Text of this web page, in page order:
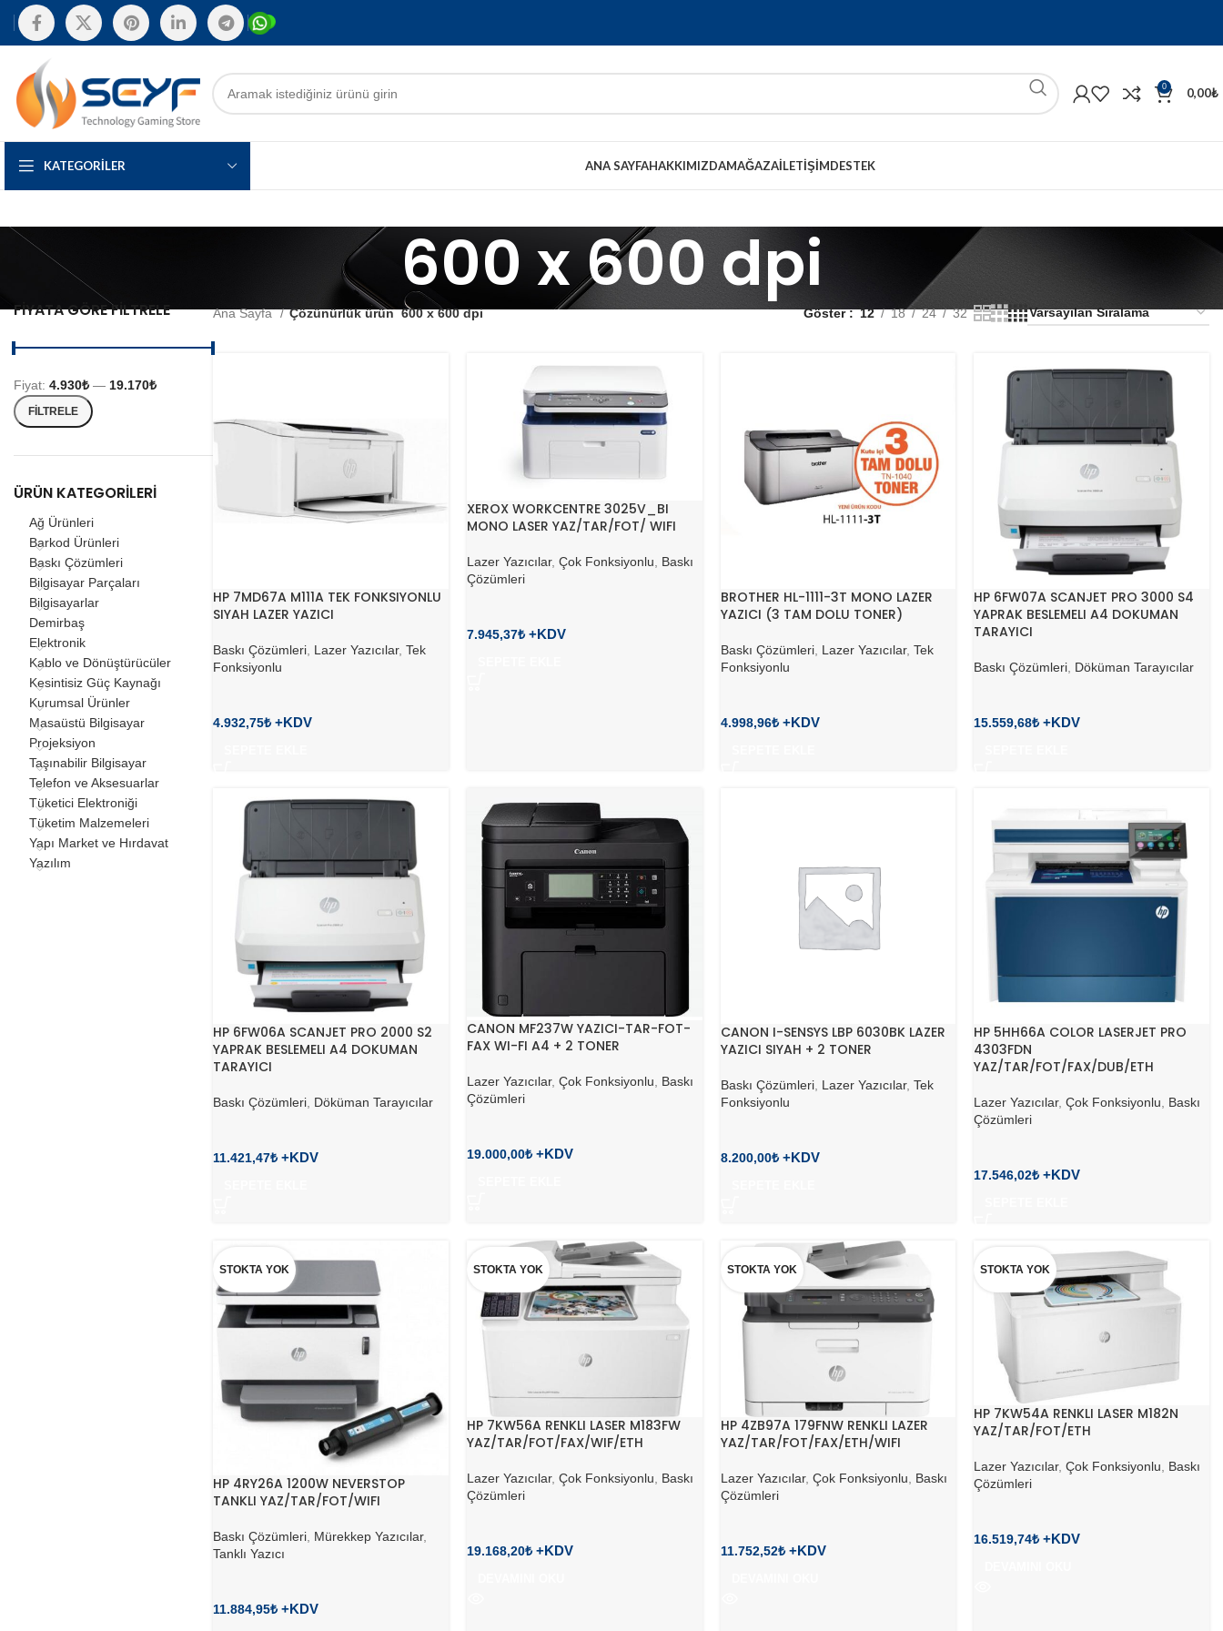
0 0,00₺
KATEGORILER ANA SAYFAHAKKIMIZDAMAĞAZAİLETIŞIMDESTEK
600 x 600 dpi
FIYATA GÖRE FILTRELE
FILTRELE
Fiyat: 4.930₺ — 19.170₺
ÜRÜN KATEGORILERI
Ağ Ürünleri
Barkod Ürünleri
Baskı Çözümleri
Bilgisayar Parçaları
Bilgisayarlar
Demirbaş
Elektronik
Kablo ve Dönüştürücüler
Kesintisiz Güç Kaynağı
Kurumsal Ürünler
Masaüstü Bilgisayar
Projeksiyon
Taşınabilir Bilgisayar
Telefon ve Aksesuarlar
Tüketici Elektroniği
Tüketim Malzemeleri
Yapı Market ve Hırdavat
Yazılım
Ana Sayfa Çözünürlük ürün 600 x 600 dpi Göster 12 18 24 32
HP 7MD67A M111A TEK FONKSIYONLU
SIYAH LAZER YAZICI
Baskı Çözümleri Lazer Yazıcılar, Tek
Fonksiyonlu
4.932,75₺
XEROX WORKCENTRE 3025V_BI
MONO LASER YAZ/TAR/FOT/ WIFI
Lazer Yazıcılar, Çok Fonksiyonlu
Baskı
Çözümleri
7.945,37₺
BROTHER HL-1111-3T MONO LAZER
YAZICI (3 TAM DOLU TONER)
Baskı Çözümleri, Lazer Yazıcılar, Tek
Fonksiyonlu
4.998,96₺
HP 6FW07A SCANJET PRO 3000 S4
YAPRAK BESLEMELI A4 DOKUMAN
TARAYICI
Baskı Çözümleri Döküman Tarayıcılar
15.559,68₺
HP 6FW06A SCANJET PRO 2000 S2
YAPRAK BESLEMELI A4 DOKUMAN
TARAYICI
Baskı Çözümleri Döküman Tarayıcılar
11.421,47₺
CANON MF237W YAZICI-TAR-FOT-
FAX WI-FI A4 + 2 TONER
Lazer Yazıcılar, Çok Fonksiyonlu, Baskı
Çözümleri
19.000,00₺
CANON I-SENSYS LBP 6030BK LAZER
YAZICI SIYAH + 2 TONER
Baskı Çözümleri, Lazer Yazıcılar, Tek
Fonksiyonlu
8.200,00₺
HP 5HH66A COLOR LASERJET PRO
4303FDN
YAZ/TAR/FOT/FAX/DUB/ETH
Lazer Yazıcılar,Çok Fonksiyonlu
Baskı
Çözümleri
17.546,02₺
STOKTA YOK
HP 4RY26A 1200W NEVERSTOP
TANKLI YAZ/TAR/FOT/WIFI
Baskı Çözümleri, Mürekkep Yazıcılar,
Tanklı Yazıcı
11.884,95₺
STOKTA YOK
HP 7KW56A RENKLI LASER M183FW
YAZ/TAR/FOT/FAX/WIF/ETH
Lazer Yazıcılar, Çok Fonksiyonlu
Baskı
Çözümleri
19.168,20₺
STOKTA YOK
HP 4ZB97A 179FNW RENKLI LAZER
YAZ/TAR/FOT/FAX/ETH/WIFI
Lazer Yazıcılar, Çok Fonksiyonlu
Baskı
Çözümleri
11.752,52₺
STOKTA YOK
HP 7KW54A RENKLI LASER M182N
YAZ/TAR/FOT/ETH
Lazer Yazıcılar,Çok Fonksiyonlu
Baskı
Çözümleri
16.519,74₺